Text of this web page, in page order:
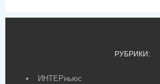
РУБРИКИ:
ИНТЕРньюс